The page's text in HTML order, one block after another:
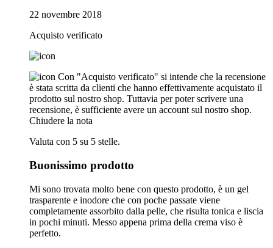
22 novembre 2018
Acquisto verificato
Con "Acquisto verificato" si intende che la recensione
è stata scritta da clienti che hanno effettivamente acquistato il
prodotto sul nostro shop. Tuttavia per poter scrivere una
recensione, è sufficiente avere un account sul nostro shop.
Chiudere la nota
Valuta con 5 su 5 stelle.
Buonissimo prodotto
Mi sono trovata molto bene con questo prodotto, è un gel
trasparente e inodore che con poche passate viene
completamente assorbito dalla pelle, che risulta tonica e liscia
in pochi minuti. Messo appena prima della crema viso è
perfetto.